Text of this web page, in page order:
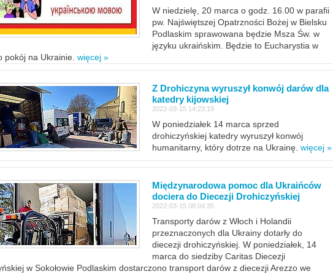
W niedzielę, 20 marca o godz. 16.00 w parafii
pw. Najświętszej Opatrzności Bożej w Bielsku
Podlaskim sprawowana będzie Msza Św. w
języku ukraińskim. Będzie to Eucharystia w
pokój na Ukrainie. więcej »
Z Drohiczyna wyruszył konwój darów dla
katedry kijowskiej
2022-03-15 14:23:19
W poniedziałek 14 marca sprzed
drohiczyńskiej katedry wyruszył konwój
humanitarny, który dotrze na Ukrainę. więcej »
Międzynarodowa pomoc dla Ukraińców
dociera do Diecezji Drohiczyńskiej
2022-03-15 08:04:35
Transporty darów z Włoch i Holandii
przeznaczonych dla Ukrainy dotarły do
diecezji drohiczyńskiej. W poniedziałek, 14
marca do siedziby Caritas Diecezji
w Sokołowie Podlaskim dostarczono transport darów z diecezji Arezzo we